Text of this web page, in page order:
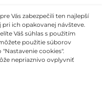
Vás zabezpečili ten najlepší
ich opakovanej návšteve.
Váš súhlas s použitím
použitie súborov
cookies".
nepriaznivo ovplyvniť